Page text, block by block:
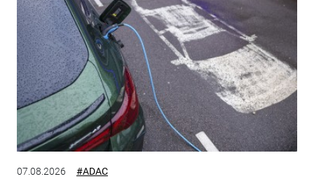
07.08.2026 #ADAC